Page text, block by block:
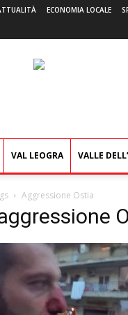
ECONOMIA LOCALE
VAL LEOGRA VALLE
Aggressione Ostia